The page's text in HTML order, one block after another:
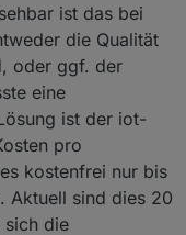
ist das bei
die Qualität
oder ggf. der
eine
ist der iot-
pro
kostenfrei nur bis
Aktuell sind dies 20
sich die